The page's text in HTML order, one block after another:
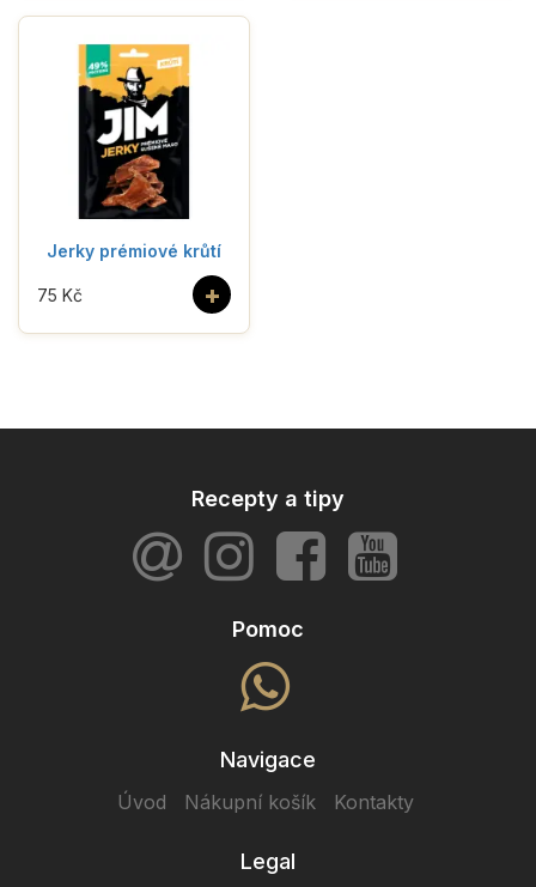
Jerky prémiové krůtí
+
75 Kč
Recepty a tipy
Pomoc
Navigace
Úvod Nákupní košík Kontakty
Legal